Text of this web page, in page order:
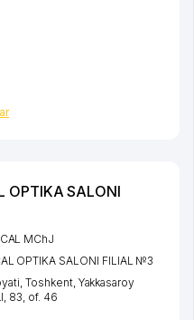
OPTIKA SALONI
MChJ
OPTIKA SALONI FILIAL №3
,Toshkent, Yakkasaroy
, 83, of. 46